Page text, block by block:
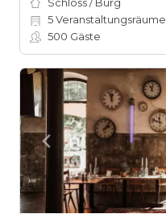
5Veranstaltungsräume
500 Gäste